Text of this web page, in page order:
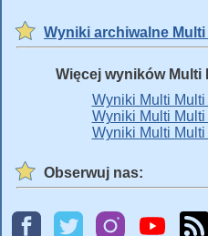
Wyniki archiwalne Multi
Więcej wyników Multi
Wyniki Multi
Wyniki Multi
Wyniki Multi
Obserwuj nas: